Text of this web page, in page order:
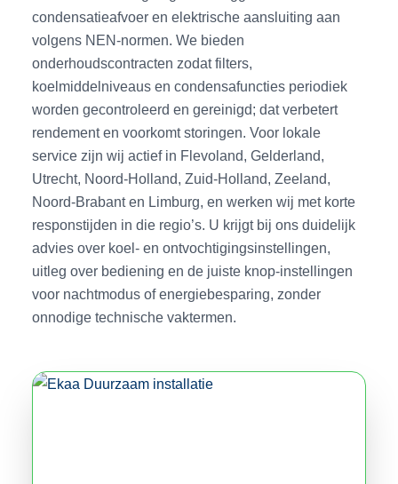
condensatieafvoer en elektrische aansluiting aan
volgens NEN-normen. We bieden
onderhoudscontracten zodat filters,
koelmiddelniveaus en condensafuncties periodiek
worden gecontroleerd en gereinigd; dat verbetert
rendement en voorkomt storingen. Voor lokale
service zijn wij actief in Flevoland, Gelderland,
Utrecht, Noord-Holland, Zuid-Holland, Zeeland,
Noord-Brabant en Limburg, en werken wij met korte
responstijden in die regio’s. U krijgt bij ons duidelijk
advies over koel- en ontvochtigingsinstellingen,
uitleg over bediening en de juiste knop-instellingen
voor nachtmodus of energiebesparing, zonder
onnodige technische vaktermen.